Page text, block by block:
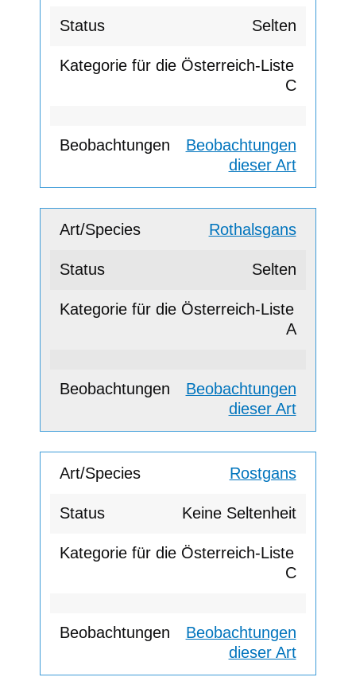
Selten
C
Beobachtungen
dieser Art
Rothalsgans
Selten
A
Beobachtungen
dieser Art
Rostgans
Keine Seltenheit
C
Beobachtungen
dieser Art